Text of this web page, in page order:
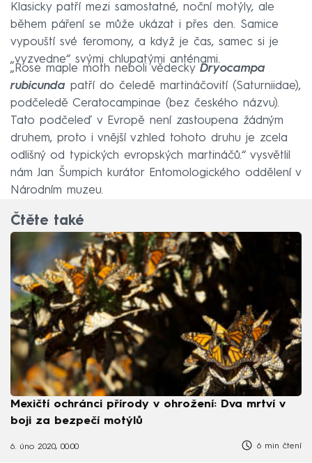
Klasicky patří mezi samostatné, noční motýly, ale
během páření se může ukázat i přes den. Samice
vypouští své feromony, a když je čas, samec si je
„vyzvedne“ svými chlupatými anténami.
„Rose maple moth neboli vědecky Dryocampa
rubicunda patří do čeledě martináčovití (Saturniidae),
podčeledě Ceratocampinae (bez českého názvu).
Tato podčeleď v Evropě není zastoupena žádným
druhem, proto i vnější vzhled tohoto druhu je zcela
odlišný od typických evropských martináčů.“ vysvětlil
nám Jan Šumpich kurátor Entomologického oddělení v
Národním muzeu.
Čtěte také
Mexičtí ochránci přírody v ohrožení: Dva mrtví v
boji za bezpečí motýlů
6. úno 2020, 00:00 6 min čtení